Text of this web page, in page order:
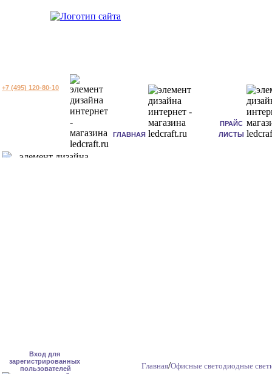
+7 (495) 120-80-10
ГЛАВНАЯ
ПРАЙС
ЛИСТЫ
Вход для
зарегистрированных
пользователей
Главная/Офисные светодиодные